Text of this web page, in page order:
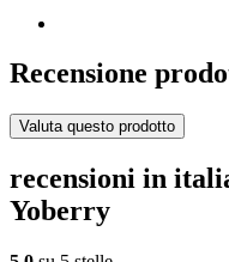
Recensione
Valuta questo prodotto
recensioni in
Yoberry